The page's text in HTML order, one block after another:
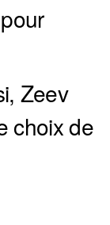
Zeev
choix de